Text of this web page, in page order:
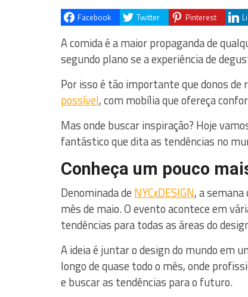
Facebook Twitter Pinterest
A comida é a maior propaganda de
segundo plano se a experiência de
Por isso é tão importante que donos
possível, com mobília que ofereça
Mas onde buscar inspiração? Hoje
fantástico que dita as tendências no
Conheça um pouco
Denominada de NYCxDESIGN, a
mês de maio. O evento acontece em
tendências para todas as áreas do
A ideia é juntar o design do mundo em
longo de quase todo o mês, onde
e buscar as tendências para o futuro.